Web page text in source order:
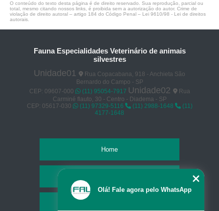
O conteúdo do texto desta página é de direito reservado. Sua reprodução, parcial ou
total, mesmo citando nossos links, é proibida sem a autorização do autor. Crime de
violação de direito autoral – artigo 184 do Código Penal – Lei 9610/98 - Lei de direitos
autorais
Fauna Especialidades Veterinário de animais
silvestres
Unidade01
Rua Copacabana, 918 - Anchieta São
Bernardo do Campo - SP
CEP: 09607-000
(11) 95054-7917 Unidade02
Rua
Carminé flauto, 30 - Centro - Diadema - SP
CEP: 05617-030
(11) 97329-5116 (11) 2988-1648
(11)
4177-1648
Home
Olá! Fale agora pelo WhatsApp